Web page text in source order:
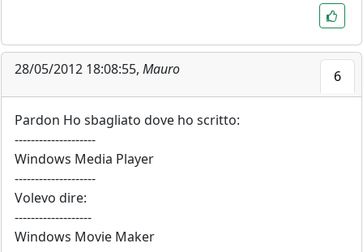
28/05/2012 18:08:55, Mauro 6
Pardon Ho sbagliato dove ho scritto:
--------------------
Windows Media Player
--------------------
Volevo dire:
-------------------
Windows Movie Maker